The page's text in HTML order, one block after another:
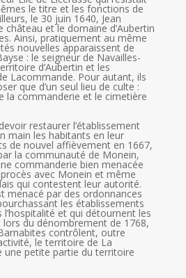
le titre et les fonctions de
le 30 juin 1640, Jean
château et le domaine d’Aubertin
Ainsi, pratiquement au même
nouvelles apparaissent de
: le seigneur de Navailles-
d’Aubertin et les
Lacommande. Pour autant, ils
que d’un seul lieu de culte :
la commanderie et le cimetière
restaurer l’établissement
main les habitants en leur
de nouvel affièvement en 1667,
la communauté de Monein,
commanderie bien menacée
avec Monein et même
qui contestent leur autorité.
menacé par des ordonnances
les établissements
et qui détournent les
du dénombrement de 1768,
contrôlent, outre
le territoire de La
une petite partie du territoire